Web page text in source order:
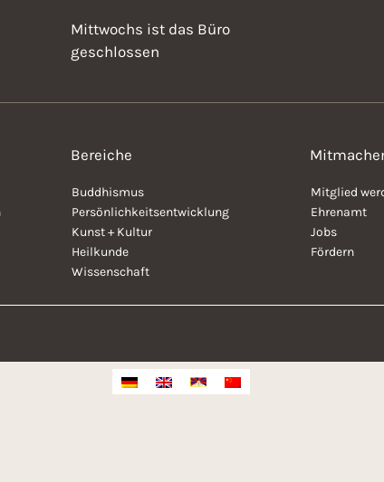
Mittwochs ist das Büro
geschlossen
Bereiche
Buddhismus
Persönlichkeitsentwicklung
Kunst + Kultur
Heilkunde
Wissenschaft
Mitglied
Ehrenamt
Jobs
Fördern